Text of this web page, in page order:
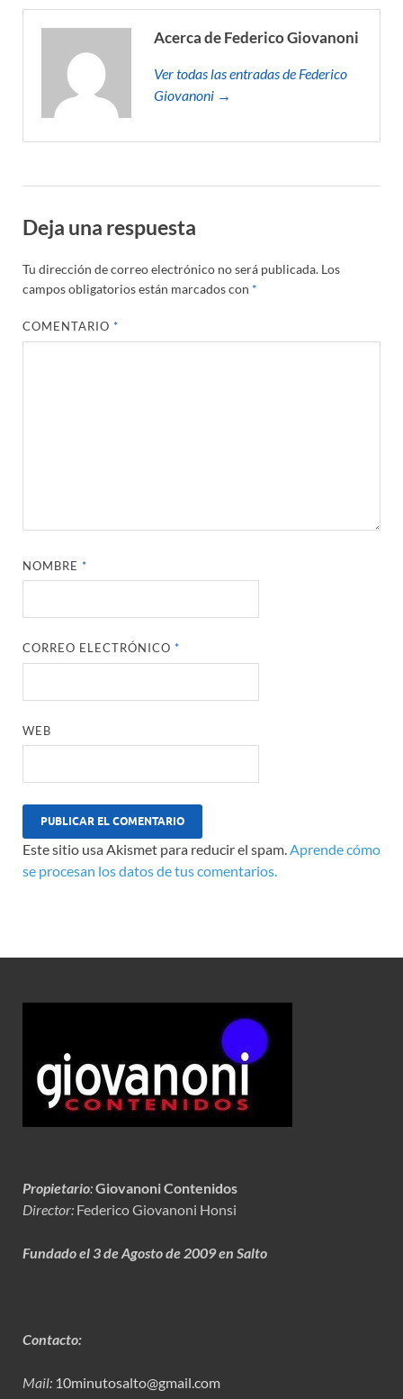
Acerca de Federico Giovanoni
Ver todas las entradas de Federico
Giovanoni →
Deja una respuesta
Tu dirección de correo electrónico no será publicada. Los
campos obligatorios están marcados con *
COMENTARIO*
NOMBRE*
CORREO ELECTRÓNICO*
WEB
Este sitio usa Akismet para reducir el spam.Aprende cómo
se procesan los datos de tus comentarios.
Propietario:Giovanoni Contenidos
Director: Federico Giovanoni Honsi
Fundado el 3 de Agosto de 2009 en Salto
Contacto:
Mail: 10minutosalto@gmail.com